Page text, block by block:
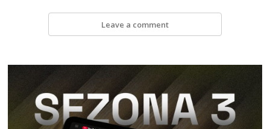
Leave a comment